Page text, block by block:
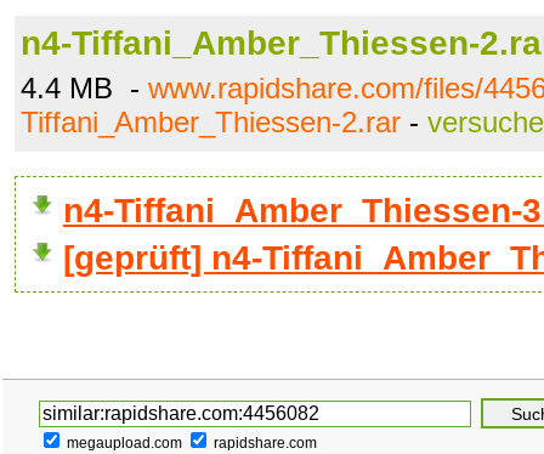
n4-Tiffani_Amber_Thiessen-
4.4 MB - www.rapidshare.com/files/
Tiffani_Amber_Thiessen-2.rar -
n4-Tiffani_Amber_Thiessen-
[geprüft] n4-
megaupload.com rapidshare.com